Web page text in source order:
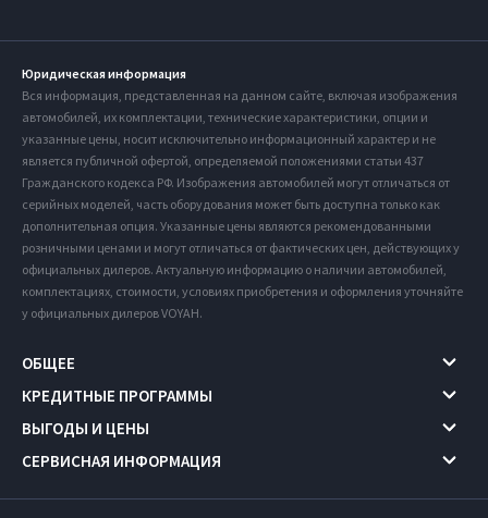
Юридическая информация
Вся информация, представленная на данном сайте, включая изображения
автомобилей, их комплектации, технические характеристики, опции и
указанные цены, носит исключительно информационный характер и не
является публичной офертой, определяемой положениями статьи 437
Гражданского кодекса РФ. Изображения автомобилей могут отличаться от
серийных моделей, часть оборудования может быть доступна только как
дополнительная опция. Указанные цены являются рекомендованными
розничными ценами и могут отличаться от фактических цен, действующих у
официальных дилеров. Актуальную информацию о наличии автомобилей,
комплектациях, стоимости, условиях приобретения и оформления уточняйте
у официальных дилеров VOYAH.
ОБЩЕЕ
КРЕДИТНЫЕ ПРОГРАММЫ
ВЫГОДЫ И ЦЕНЫ
СЕРВИСНАЯ ИНФОРМАЦИЯ